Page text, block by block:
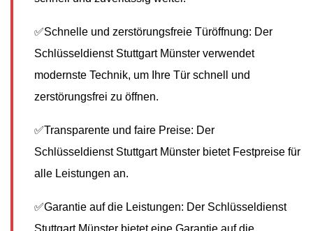
✅Schnelle und zerstörungsfreie Türöffnung: Der
Schlüsseldienst Stuttgart Münster verwendet
modernste Technik, um Ihre Tür schnell und
zerstörungsfrei zu öffnen.
✅Transparente und faire Preise: Der
Schlüsseldienst Stuttgart Münster bietet Festpreise für
alle Leistungen an.
✅Garantie auf die Leistungen: Der Schlüsseldienst
Stuttgart Münster bietet eine Garantie auf die